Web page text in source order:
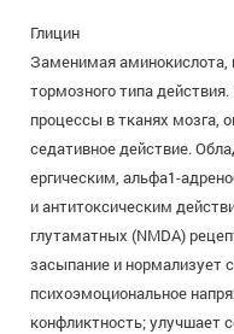
Глицин
Заменимая аминокислота,
тормозного типа
процессы в тканях мозга,
седативное действие.
ергическим, альфа1-
и антитоксическим
глутаматных (NMDA)
засыпание и нормализует
психоэмоциональное
конфликтность; улучшает